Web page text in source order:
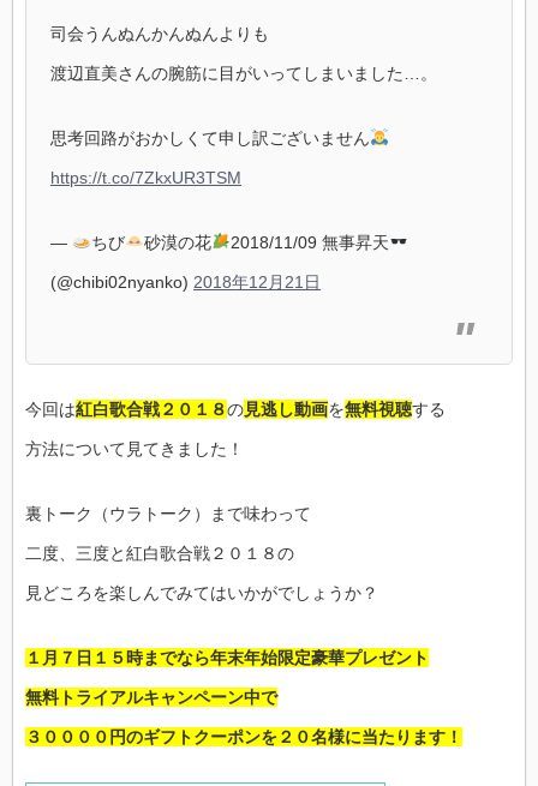
司会うんぬんかんぬんよりも
渡辺直美さんの腕筋に目がいってしまいました…。
思考回路がおかしくて申し訳ございません
https://t.co/7ZkxUR3TSM
— ちび 砂漠の花 2018/11/09 無事昇天
(@chibi02nyanko) 2018年12月21日
今回は紅白歌合戦２０１８の見逃し動画を無料視聴する
方法について見てきました！
裏トーク（ウラトーク）まで味わって
二度、三度と紅白歌合戦２０１８の
見どころを楽しんでみてはいかがでしょうか？
１月７日１５時までなら年末年始限定豪華プレゼント
無料トライアルキャンペーン中で
３００００円のギフトクーポンを２０名様に当たります！